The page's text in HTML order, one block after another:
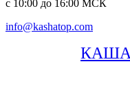
с 10:00 до 16:00 МСК
info@kashatop.com
КАША